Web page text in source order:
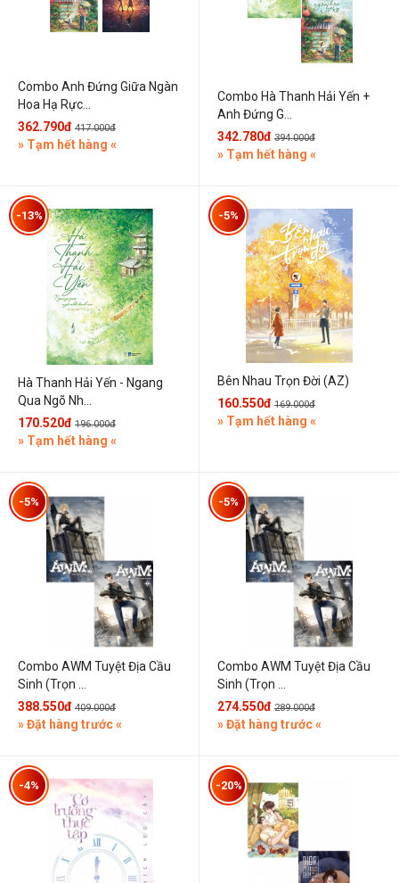
Combo Anh Đứng Giữa Ngàn
Hoa Hạ Rực...
362.790đ 417.000đ
» Tạm hết hàng «
Combo Hà Thanh Hải Yến +
Anh Đứng G...
342.780đ 394.000đ
» Tạm hết hàng «
Hà Thanh Hải Yến - Ngang
Qua Ngõ Nh...
-13%
170.520đ 196.000đ
» Tạm hết hàng «
Bên Nhau Trọn Đời (AZ)
-5%
160.550đ 169.000đ
» Tạm hết hàng «
Combo AWM Tuyệt Địa Cầu
Sinh (Trọn ...
-5%
388.550đ 409.000đ
» Đặt hàng trước «
Combo AWM Tuyệt Địa Cầu
Sinh (Trọn ...
-5%
274.550đ 289.000đ
» Đặt hàng trước «
-4% -20%